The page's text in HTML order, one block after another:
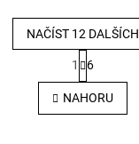
O
v
l
NAČÍST 12 DALŠÍCH
S
t
r
á
n
1 6
NAHORU